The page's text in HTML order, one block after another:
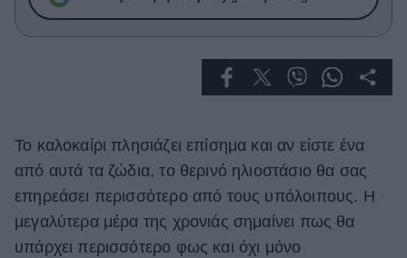
Ask the Guru
Success Stories
Living
Deco
Cooking
Green
Το καλοκαίρι πλησιάζει επίσημα και αν είστε ένα
από αυτά τα ζώδια, το θερινό ηλιοστάσιο θα σας
επηρεάσει περισσότερο από τους υπόλοιπους. Η
μεγαλύτερα μέρα της χρονιάς σημαίνει πως θα
υπάρχει περισσότερο φως και όχι μόνο